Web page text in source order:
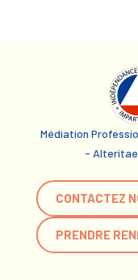
Médiation
- Alteritae
CONTACTEZ
PRENDRE